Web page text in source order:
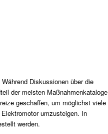
Diskussionen über die
der meisten Maßnahmenkataloge
geschaffen, um möglichst viele
umzusteigen. In
werden.